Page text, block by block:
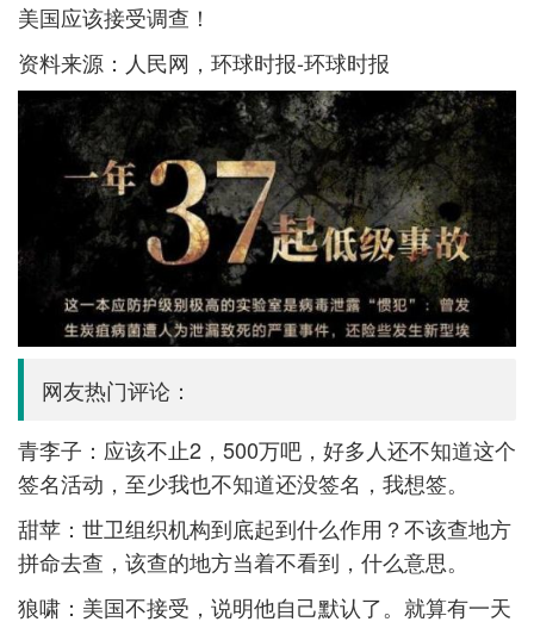
美国应该接受调查！
资料来源：人民网，环球时报-环球时报
网友热门评论：
青李子：应该不止2，500万吧，好多人还不知道这个
签名活动，至少我也不知道还没签名，我想签。
甜苹：世卫组织机构到底起到什么作用？不该查地方
拼命去查，该查的地方当着不看到，什么意思。
狼啸：美国不接受，说明他自己默认了。就算有一天